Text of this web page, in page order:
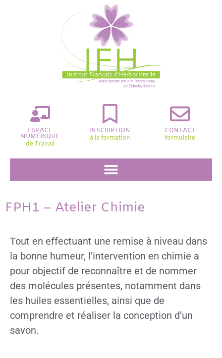
ESPACE
NUMÉRIQUE
de Travail
INSCRIPTION
à la formation
CONTACT
formulaire
FPH1 – Atelier Chimie
Tout en effectuant une remise à niveau dans
la bonne humeur, l’intervention en chimie a
pour objectif de reconnaître et de nommer
des molécules présentes, notamment dans
les huiles essentielles, ainsi que de
comprendre et réaliser la conception d’un
savon.